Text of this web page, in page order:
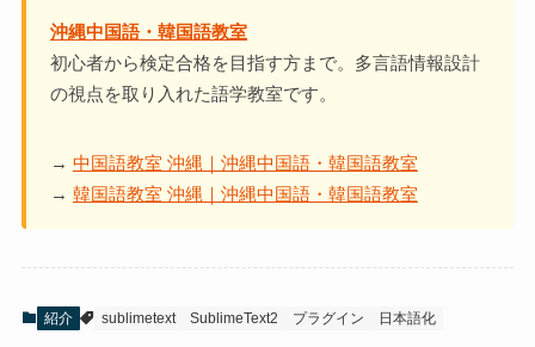
沖縄中国語・韓国語教室
初心者から検定合格を目指す方まで。多言語情報設計
の視点を取り入れた語学教室です。
→ 中国語教室 沖縄｜沖縄中国語・韓国語教室
→ 韓国語教室 沖縄｜沖縄中国語・韓国語教室
紹介 sublimetext SublimeText2 プラグイン 日本語化